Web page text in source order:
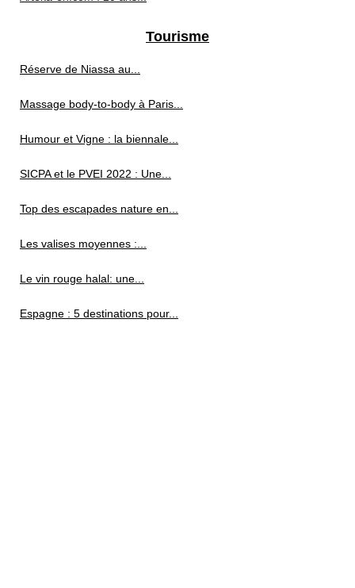
Tourisme
Réserve de Niassa au...
Massage body-to-body à Paris...
Humour et Vigne : la biennale...
SICPA et le PVEI 2022 : Une...
Top des escapades nature en...
Les valises moyennes :...
Le vin rouge halal: une...
Espagne : 5 destinations pour...